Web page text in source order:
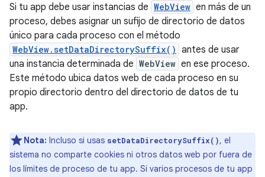
Si tu app debe usar instancias de WebView en más de un
proceso, debes asignar un sufijo de directorio de datos
único para cada proceso con el método
WebView.setDataDirectorySuffix() antes de usar
una instancia determinada de WebView en ese proceso.
Este método ubica datos web de cada proceso en su
propio directorio dentro del directorio de datos de tu
app.
Nota: Incluso si usas setDataDirectorySuffix(), el
sistema no comparte cookies ni otros datos web por fuera de
los límites de proceso de tu app. Si varios procesos de tu app